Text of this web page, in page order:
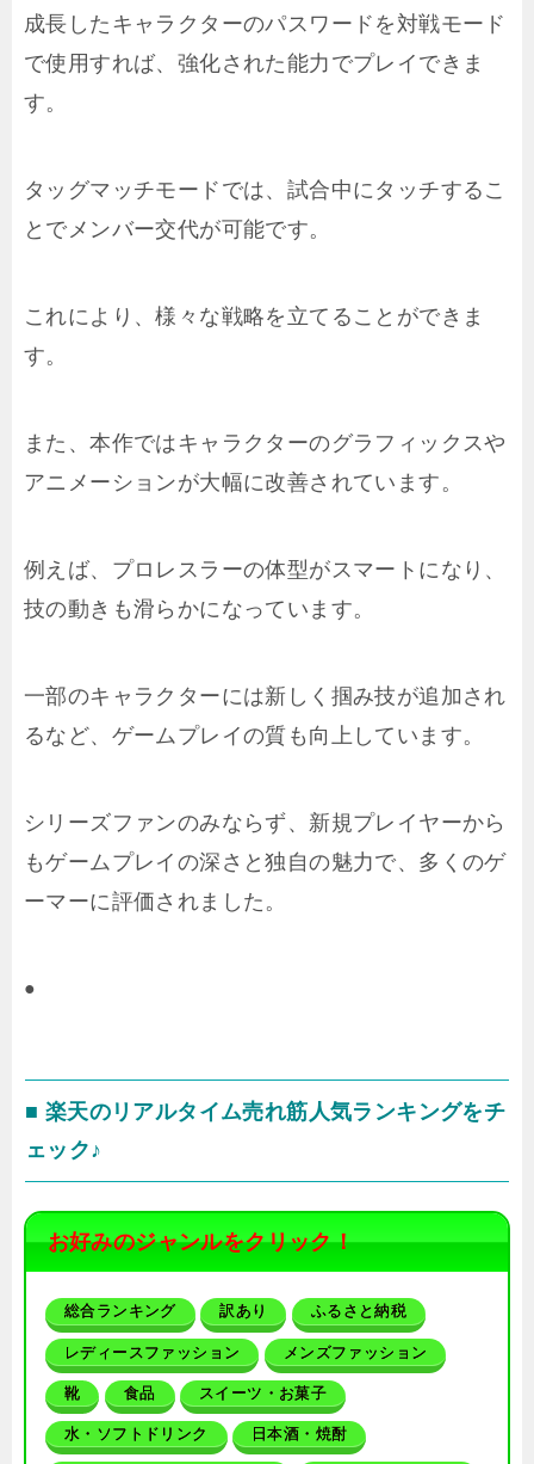
成長したキャラクターのパスワードを対戦モード
で使用すれば、強化された能力でプレイできま
す。
タッグマッチモードでは、試合中にタッチするこ
とでメンバー交代が可能です。
これにより、様々な戦略を立てることができま
す。
また、本作ではキャラクターのグラフィックスや
アニメーションが大幅に改善されています。
例えば、プロレスラーの体型がスマートになり、
技の動きも滑らかになっています。
一部のキャラクターには新しく掴み技が追加され
るなど、ゲームプレイの質も向上しています。
シリーズファンのみならず、新規プレイヤーから
もゲームプレイの深さと独自の魅力で、多くのゲ
ーマーに評価されました。
●
■ 楽天のリアルタイム売れ筋人気ランキングをチ
ェック♪
お好みのジャンルをクリック！
総合ランキング 訳あり ふるさと納税
レディースファッション メンズファッション
靴 食品 スイーツ・お菓子
水・ソフトドリンク 日本酒・焼酎